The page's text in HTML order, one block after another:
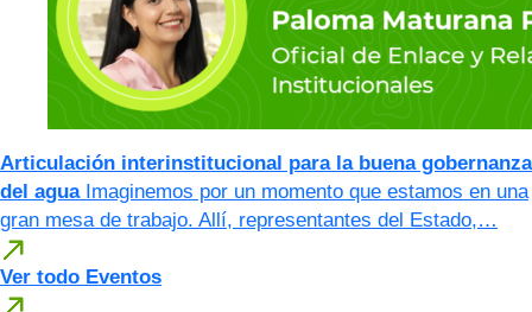
Articulación interinstitucional para la buena gobernanza
del agua Imaginemos por un momento que estamos en una
gran mesa de trabajo. Allí, representantes del Estado,…
Ver todo Eventos